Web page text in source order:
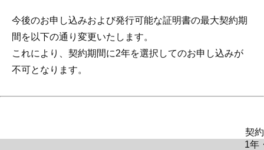
今後のお申し込みおよび発行可能な証明書の最大契約期
間を以下の通り変更いたします。
これにより、契約期間に2年を選択してのお申し込みが
不可となります。
契
1年